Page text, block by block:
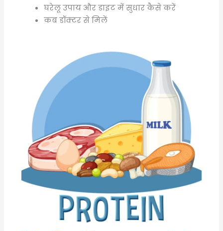
घरेलू उपाय और डाइट में सुधार कैसे करें
कब डॉक्टर से मिलें